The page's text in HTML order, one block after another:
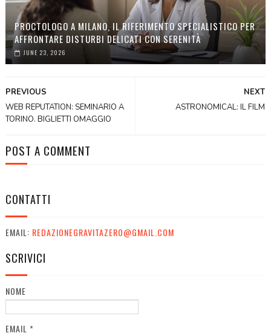
PROCTOLOGO A MILANO, IL RIFERIMENTO SPECIALISTICO PER
AFFRONTARE DISTURBI DELICATI CON SERENITÀ
JUNE 23, 2026
NEXT
ASTRONOMICAL: IL FILM
PREVIOUS
WEB REPUTATION: SEMINARIO A
TORINO. BIGLIETTI OMAGGIO
POST A COMMENT
CONTATTI
EMAIL: REDAZIONEGRAVITAZERO@GMAIL.COM
SCRIVICI
NOME
EMAIL *